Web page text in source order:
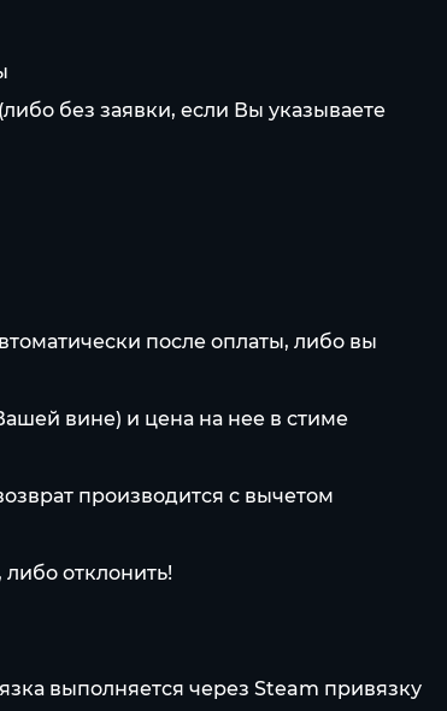
без заявки, если Вы указываете
после оплаты, либо вы
вине) и цена на нее в стиме
производится с вычетом
отклонить!
выполняется через Steam привязку